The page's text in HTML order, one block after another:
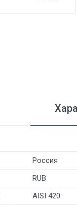
Россия
RUB
AISI 420